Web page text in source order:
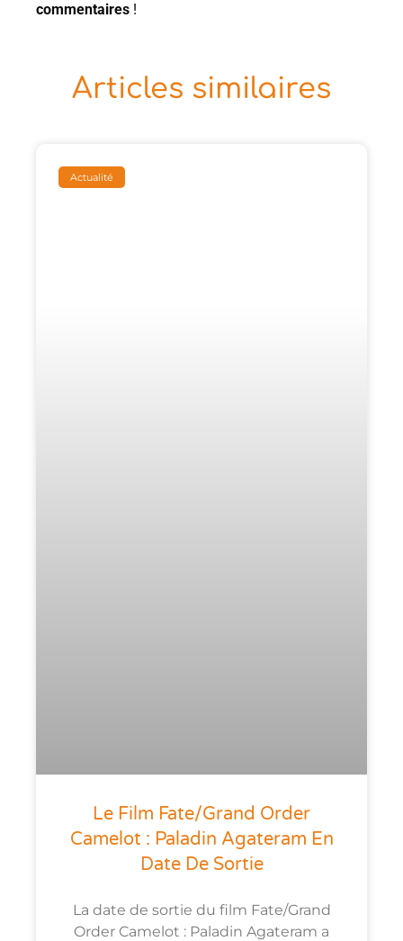
commentaires !
Articles similaires
Actualité
Le Film Fate/Grand Order
Camelot : Paladin Agateram En
Date De Sortie
La date de sortie du film Fate/Grand
Order Camelot : Paladin Agateram a